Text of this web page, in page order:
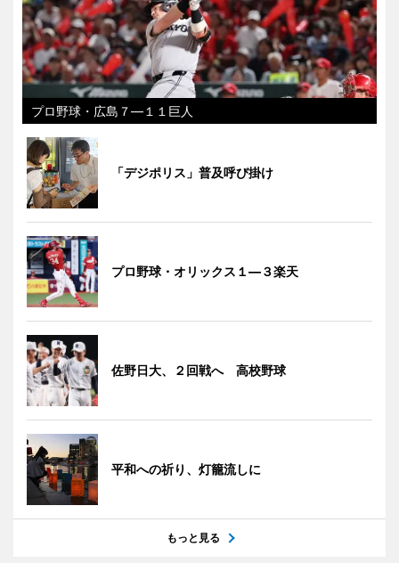
プロ野球・広島７―１１巨人
「デジポリス」普及呼び掛け
プロ野球・オリックス１―３楽天
佐野日大、２回戦へ 高校野球
平和への祈り、灯籠流しに
もっと見る